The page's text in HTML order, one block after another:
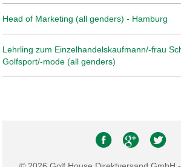
Head of Marketing (all genders) - Hamburg
Lehrling zum Einzelhandelskaufmann/-frau
Golfsport/-mode (all genders)